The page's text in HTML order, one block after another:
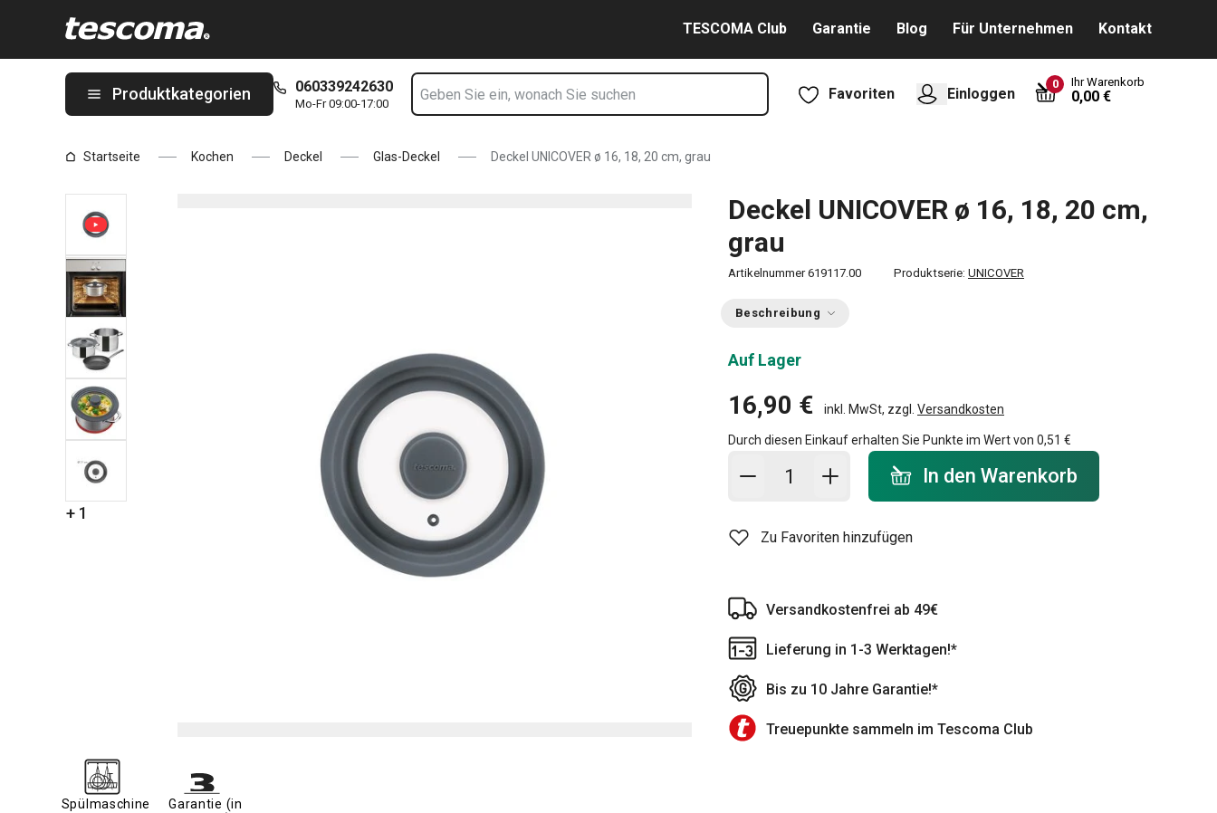
TESCOMA Club Garantie Blog Für Unternehmen Kontakt
Produktkategorien 060339242630
Mo-Fr 09:00-17:00
Favoriten Einloggen
0 Ihr Warenkorb
0,00 €
Startseite Kochen Deckel Glas-Deckel Deckel UNICOVER ø 16, 18, 20 cm, grau
+ 1
Deckel UNICOVER ø 16, 18, 20 cm,
grau
Artikelnummer 619117.00 Produktserie: UNICOVER
Beschreibung
Auf Lager
16,90 € inkl. MwSt, zzgl. Versandkosten
Durch diesen Einkauf erhalten Sie Punkte im Wert von 0,51 €
In den Warenkorb - Menge
In den Warenkorb
Zu Favoriten hinzufügen
Versandkostenfrei ab 49€
Lieferung in 1-3 Werktagen!*
Bis zu 10 Jahre Garantie!*
Treuepunkte sammeln im Tescoma Club
Spülmaschine
Garantie (in